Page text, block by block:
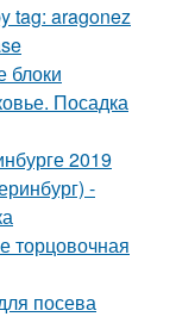
tag: aragonez
блоки
Посадка
2019
-
торцовочная
посева